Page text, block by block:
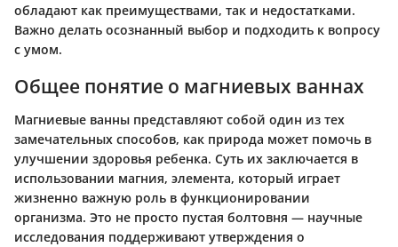
обладают как преимуществами, так и недостатками.
Важно делать осознанный выбор и подходить к вопросу
с умом.
Общее понятие о магниевых ваннах
Магниевые ванны представляют собой один из тех
замечательных способов, как природа может помочь в
улучшении здоровья ребенка. Суть их заключается в
использовании магния, элемента, который играет
жизненно важную роль в функционировании
организма. Это не просто пустая болтовня — научные
исследования поддерживают утверждения о